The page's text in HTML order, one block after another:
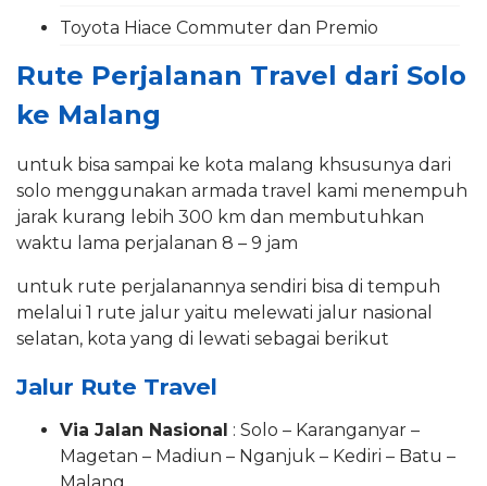
Toyota Hiace Commuter dan Premio
Rute Perjalanan Travel dari Solo
ke Malang
untuk bisa sampai ke kota malang khsusunya dari
solo menggunakan armada travel kami menempuh
jarak kurang lebih 300 km dan membutuhkan
waktu lama perjalanan 8 – 9 jam
untuk rute perjalanannya sendiri bisa di tempuh
melalui 1 rute jalur yaitu melewati jalur nasional
selatan, kota yang di lewati sebagai berikut
Jalur Rute Travel
Via Jalan Nasional : Solo – Karanganyar –
Magetan – Madiun – Nganjuk – Kediri – Batu –
Malang